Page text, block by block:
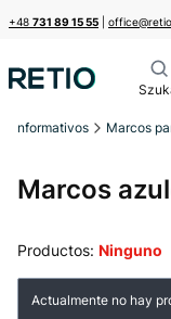
+48 731 89 15 55
informativos Marcos
Marcos
Productos: Ninguno
Lista de
Actualmente no hay